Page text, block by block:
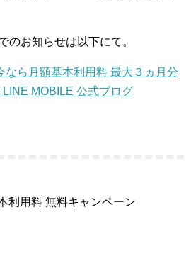
のお知らせは以下にて。
なら月額基本利用料 最大３ヵ月分
MOBILE 公式ブログ
利用料 無料キャンペーン